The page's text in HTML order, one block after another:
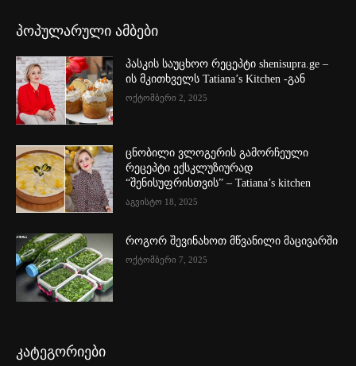
პოპულარული ამბები
პასკის საუცხოო რეცეპტი shenisupra.ge –
ის მკითხველს Tatiana’s Kitchen -გან
ოქტომბერი 2, 2025
ცნობილი ვლოგერის გამორჩეული
რეცეპტი ექსკლუზიურად
“შენისუფრისთვის” – Tatiana’s kitchen
აგვისტო 18, 2025
როგორ შევინახოთ მწვანილი მაცივარში
ოქტომბერი 7, 2025
კატეგორიები